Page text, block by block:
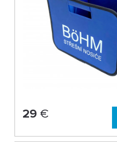
29 €